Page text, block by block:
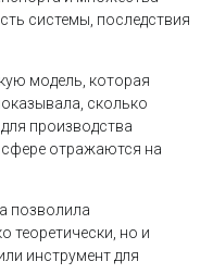
системы, последствия
модель, которая
сколько
производства
сфере отражаются на
позволила
теоретически, но и
инструмент для